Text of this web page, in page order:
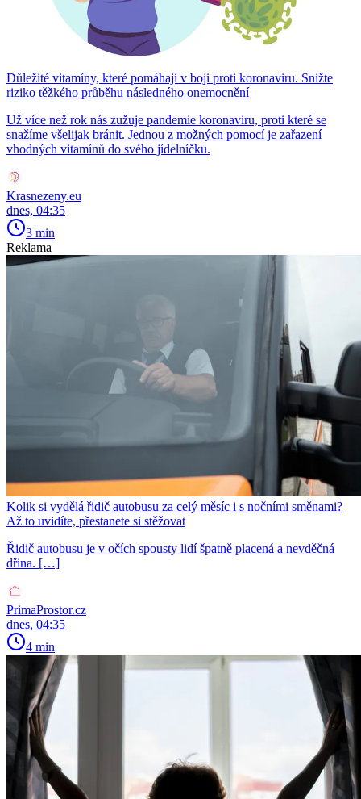
Důležité vitamíny, které pomáhají v boji proti koronaviru. Snižte
riziko těžkého průběhu následného onemocnění
Už více než rok nás zužuje pandemie koronaviru, proti které se
snažíme všelijak bránit. Jednou z možných pomocí je zařazení
vhodných vitamínů do svého jídelníčku.
Krasnezeny.eu
dnes, 04:35
3 min
Reklama
Kolik si vydělá řidič autobusu za celý měsíc i s nočními směnami?
Až to uvidíte, přestanete si stěžovat
Řidič autobusu je v očích spousty lidí špatně placená a nevděčná
dřina. […]
PrimaProstor.cz
dnes, 04:35
4 min